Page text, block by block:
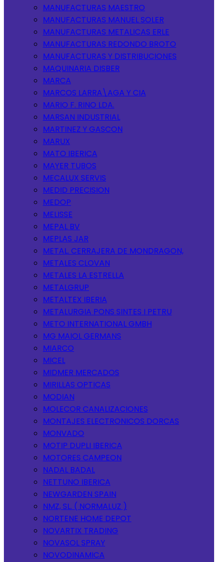
MANUFACTURAS MAESTRO
MANUFACTURAS MANUEL SOLER
MANUFACTURAS METALICAS ERLE
MANUFACTURAS REDONDO BROTO
MANUFACTURAS Y DISTRIBUCIONES
MAQUINARIA DISBER
MARCA
MARCOS LARRA\AGA Y CIA
MARIO F. RINO LDA.
MARSAN INDUSTRIAL
MARTINEZ Y GASCON
MARUX
MATO IBERICA
MAYER TUBOS
MECALUX SERVIS
MEDID PRECISION
MEDOP
MELISSE
MEPAL BV
MEPLAS JAR
METAL. CERRAJERA DE MONDRAGON,
METALES CLOVAN
METALES LA ESTRELLA
METALGRUP
METALTEX IBERIA
METALURGIA PONS SINTES I PETRU
METO INTERNATIONAL GMBH
MG MAIOL GERMANS
MIARCO
MICEL
MIDMER MERCADOS
MIRILLAS OPTICAS
MODIAN
MOLECOR CANALIZACIONES
MONTAJES ELECTRONICOS DORCAS
MONVADO
MOTIP DUPLI IBERICA
MOTORES CAMPEON
NADAL BADAL
NETTUNO IBERICA
NEWGARDEN SPAIN
NMZ, SL. ( NORMALUZ )
NORTENE HOME DEPOT
NOVARTIX TRADING
NOVASOL SPRAY
NOVODINAMICA